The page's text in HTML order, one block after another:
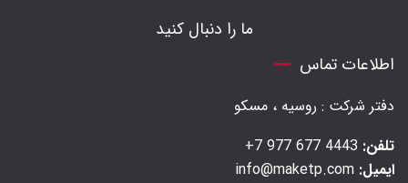
ما را دنبال کنید
اطلاعات تماس
دفتر شرکت : روسیه ، مسکو
تلفن:
ایمیل: